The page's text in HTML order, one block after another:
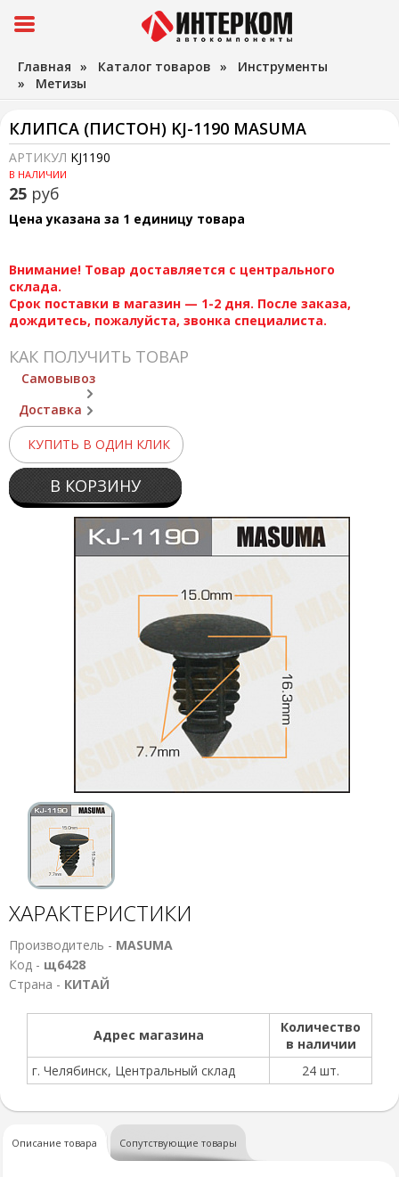
Главная » Каталог товаров » Инструменты
» Метизы
КЛИПСА (ПИСТОН) KJ-1190 MASUMA
АРТИКУЛ KJ1190
В НАЛИЧИИ
25 руб
Цена указана за 1 единицу товара
Внимание! Товар доставляется с центрального
склада.
Срок поставки в магазин — 1-2 дня. После заказа,
дождитесь, пожалуйста, звонка специалиста.
КАК ПОЛУЧИТЬ ТОВАР
Самовывоз
Доставка
КУПИТЬ В ОДИН КЛИК
В КОРЗИНУ
ХАРАКТЕРИСТИКИ
Производитель - MASUMA
Код - щ6428
Страна - КИТАЙ
Адрес магазина
Количество
в наличии
г. Челябинск, Центральный склад
24 шт.
Описание товара Сопутствующие товары